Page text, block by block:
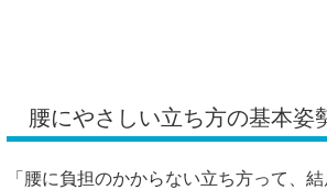
腰にやさしい立ち方の基本姿
「腰に負担のかからない立ち方って、